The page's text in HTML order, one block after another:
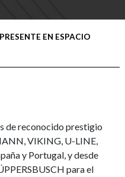
EN ESPACIO
de reconocido prestigio
VIKING, U-LINE,
y Portugal, y desde
para el